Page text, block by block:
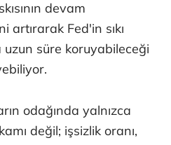
devam
artırarak Fed'in sıkı
uzun süre koruyabileceği
odağında yalnızca
değil; işsizlik oranı,